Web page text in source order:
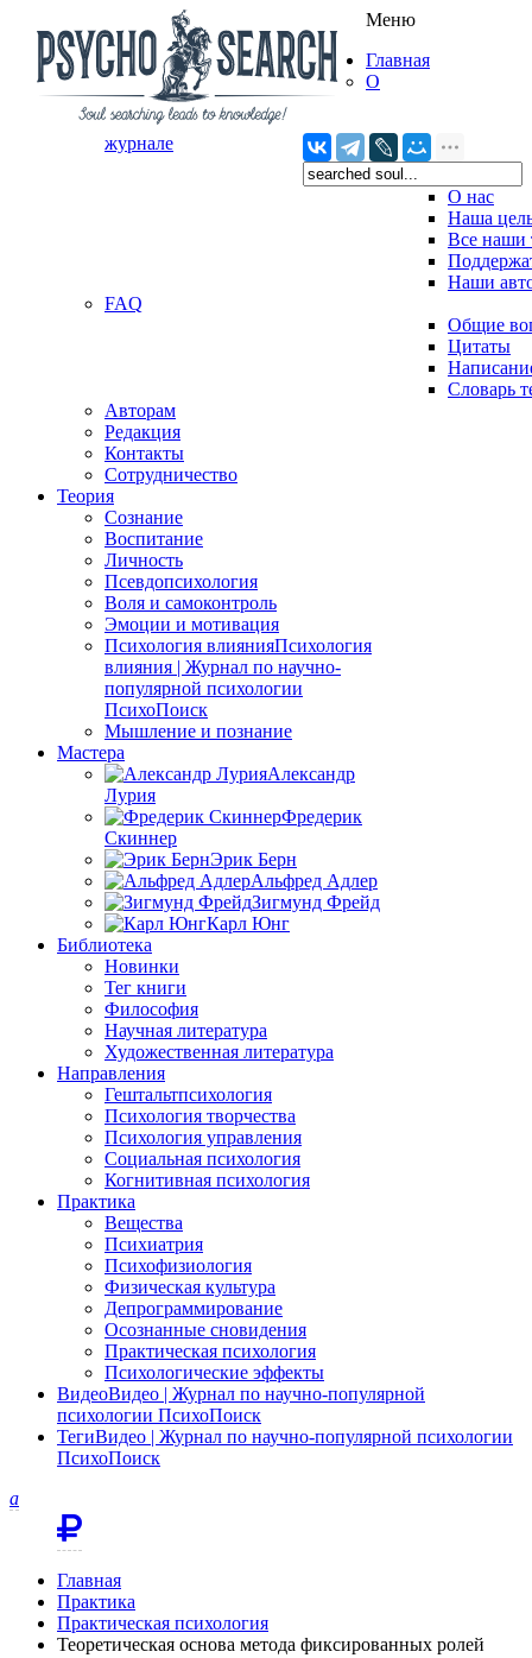
Меню
Главная
О
журнале
О нас
Наша
Все наши
Наши
FAQ
Общие
Цитаты
Словарь
Авторам
Редакция
­Контакты
Сотрудничество
Теория
Сознание
Воспитание
Личность
Псевдопсихология
Воля и самоконтроль
Эмоции и мотивация
Психология влиянияПсихология
влияния | Журнал по научно-
популярной психологии
ПсихоПоиск
Мышление и познание
Мастера
Александр
Лурия
Фредерик
Скиннер
Эрик Берн
Альфред Адлер
Зигмунд Фрейд
Карл Юнг
Библиотека
Новинки
Тег книги
Философия
Научная литература
Художественная литература
Направления
Гештальтпсихология
Психология творчества
Психология управления
Социальная психология
Когнитивная психология
Практика
Вещества
Психиатрия
Психофизиология
Физическая культура
Депрограммирование
Осознанные сновидения
Практическая психология
Психологические эффекты
ВидеоВидео | Журнал по научно-популярной
психологии ПсихоПоиск
ТегиВидео | Журнал по научно-популярной психологии
ПсихоПоиск
a
Главная
Практика
Практическая психология
Теоретическая основа метода фиксированных ролей